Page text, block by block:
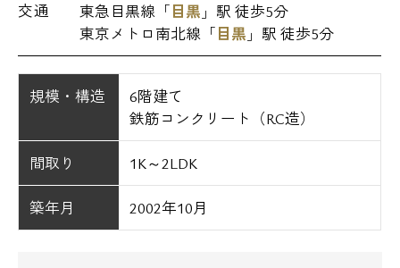
交通
東急目黒線「目黒 」駅 徒歩5分
東京メトロ南北線「目黒 」駅 徒歩5分
規模・構造
6階建て
鉄筋コンクリート（RC造）
間取り 1K～2LDK
築年月 2002年10月